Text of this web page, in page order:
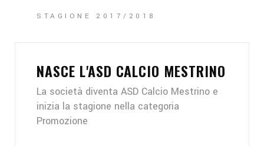
NASCE L'ASD CALCIO MESTRINO
La società diventa ASD Calcio Mestrino e
inizia la stagione nella categoria
Promozione
STAGIONE 2017/2018